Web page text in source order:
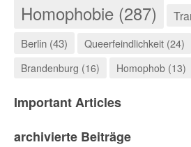
Homophobie (287)
Berlin (43) Queerfeindlichkeit (24)
Brandenburg (16)
Homophob (13)
Important Articles
archivierte Beiträge